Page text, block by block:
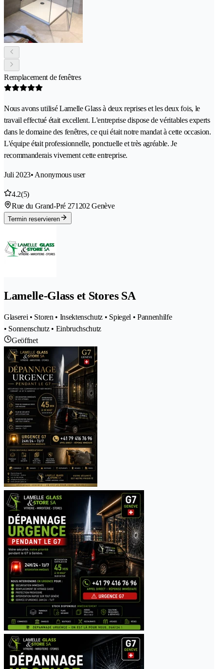
Remplacement de fenêtres
Nous avons utilisé Lamelle Glass à deux reprises et les deux fois, le
travail effectué était excellent. L'entreprise dispose de véritables experts
dans le domaine des fenêtres, ce qui était notre mandat à cette occasion.
L'équipe était professionnelle, ponctuelle et très agréable. Je
recommanderais vivement cette entreprise.
Juli 2023• Anonymous user
4.2(5)
Rue du Grand-Pré 271202 Genève
Termin reservieren
Lamelle-Glass et Stores SA
Glaserei • Storen • Insektenschutz • Spiegel • Pannenhilfe
• Sonnenschutz • Einbruchschutz
Geöffnet